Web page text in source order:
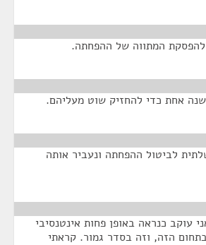
המתווה של ההפחתה.
אחת כדי להחזיק שוט מעליהם.
לביטול ההפחתה ונעביר אותה
עוקב כנראה באופן פחות אינטנסיבי
הזה, וזה בסדר גמור. קראתי